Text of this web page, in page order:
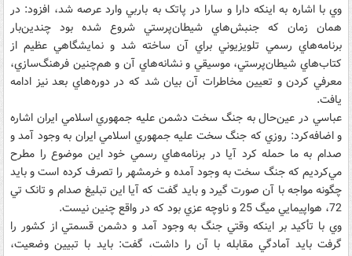
وي با اشاره به اينکه دارا و سارا در پاتک به باربي وارد عرصه شد، افزود: در
همان زمان که جنبش‌هاي شيطان‌پرستي شروع شده بود چندين‌بار
برنامه‌هاي رسمي تلويزيوني براي آن ساخته شد و نمايشگاهي عظيم از
کتاب‌هاي شيطان‌پرستي، موسيقي و نشانه‌هاي آن و هم‌چنين فرهنگ‌سازي،
معرفي کردن و تعيين مخاطرات آن بيان شد که در دوره‌هاي بعد نيز ادامه
يافت.
عباسي در عين‌حال به جنگ سخت دشمن عليه جمهوري اسلامي ايران اشاره
و اضافه‌کرد: روزي که جنگ سخت عليه جمهوري اسلامي ايران به وجود آمد و
صدام به ما حمله کرد آيا در برنامه‌هاي رسمي خود اين موضوع را مطرح
مي‌کرديم که جنگ سخت به وجود آمده و خرمشهر را تصرف کرده است و بايد
چگونه مواجه با آن صورت گيرد و بايد گفت که آيا اين تبليغ صدام و تانک تي
72، هواپيمايي ميگ 25 و ناوچه عزي بود که در واقع چنين نيست.
وي با تأکيد بر اينکه وقتي جنگ به وجود آمد و دشمن قسمتي از کشور را
گرفت بايد آمادگي مقابله با آن را داشت، گفت: بايد با تبيين وضعيت،